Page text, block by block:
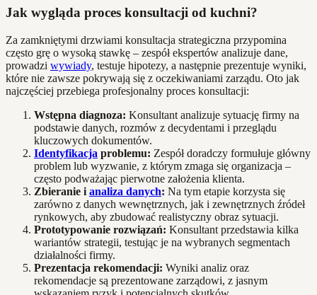
Jak wygląda proces konsultacji od kuchni?
Za zamkniętymi drzwiami konsultacja strategiczna przypomina
często grę o wysoką stawkę – zespół ekspertów analizuje dane,
prowadzi wywiady, testuje hipotezy, a następnie prezentuje wyniki,
które nie zawsze pokrywają się z oczekiwaniami zarządu. Oto jak
najczęściej przebiega profesjonalny proces konsultacji:
Wstępna diagnoza: Konsultant analizuje sytuację firmy na
podstawie danych, rozmów z decydentami i przeglądu
kluczowych dokumentów.
Identyfikacja problemu: Zespół doradczy formułuje główny
problem lub wyzwanie, z którym zmaga się organizacja –
często podważając pierwotne założenia klienta.
Zbieranie i analiza danych: Na tym etapie korzysta się
zarówno z danych wewnętrznych, jak i zewnętrznych źródeł
rynkowych, aby zbudować realistyczny obraz sytuacji.
Prototypowanie rozwiązań: Konsultant przedstawia kilka
wariantów strategii, testując je na wybranych segmentach
działalności firmy.
Prezentacja rekomendacji: Wyniki analiz oraz
rekomendacje są prezentowane zarządowi, z jasnym